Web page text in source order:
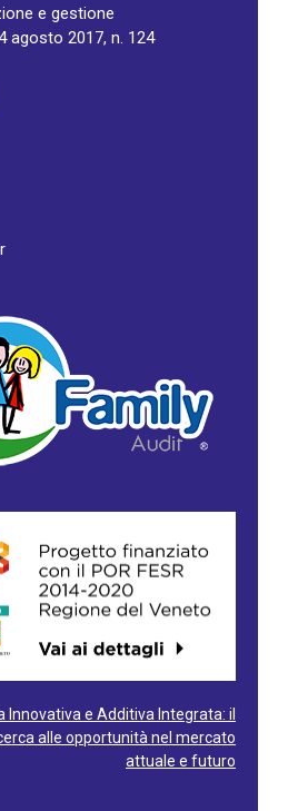
e gestione
agosto 2017, n. 124
Innovativa e Additiva Integrata: il
alle opportunità nel mercato
attuale e futuro